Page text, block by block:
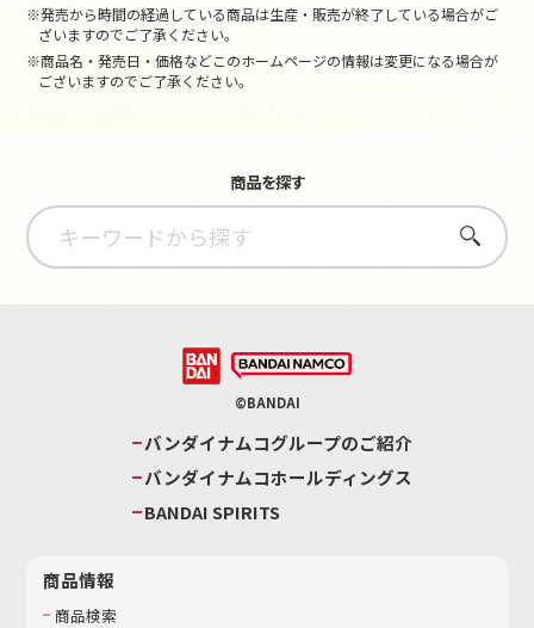
※発売から時間の経過している商品は生産・販売が終了している場合がご
ざいますのでご了承ください。
※商品名・発売日・価格などこのホームページの情報は変更になる場合が
ございますのでご了承ください。
商品を探す
さがす
©BANDAI
バンダイナムコグループのご紹介
バンダイナムコホールディングス
BANDAI SPIRITS
商品情報
商品検索